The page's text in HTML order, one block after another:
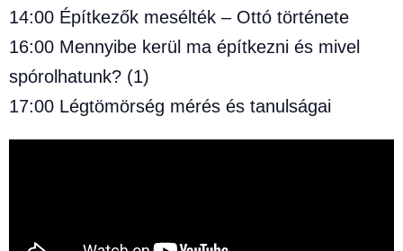
14:00 Építkezők mesélték – Ottó története
16:00 Mennyibe kerül ma építkezni és mivel
spórolhatunk? (1)
17:00 Légtömörség mérés és tanulságai